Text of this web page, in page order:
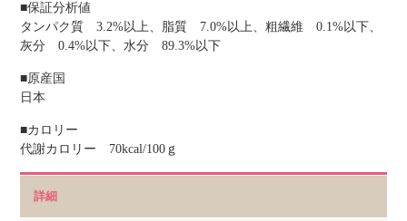
■保証分析値
タンパク質 3.2%以上、脂質 7.0%以上、粗繊維 0.1%以下、
灰分 0.4%以下、水分 89.3%以下
■原産国
日本
■カロリー
代謝カロリー 70kcal/100ｇ
詳細